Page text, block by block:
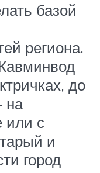
базой
региона.
до
на
или с
и
город